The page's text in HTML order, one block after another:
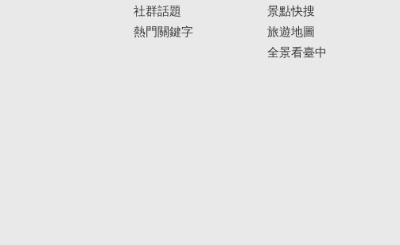
社群話題
熱門關鍵字
景點快搜
旅遊地圖
全景看臺中